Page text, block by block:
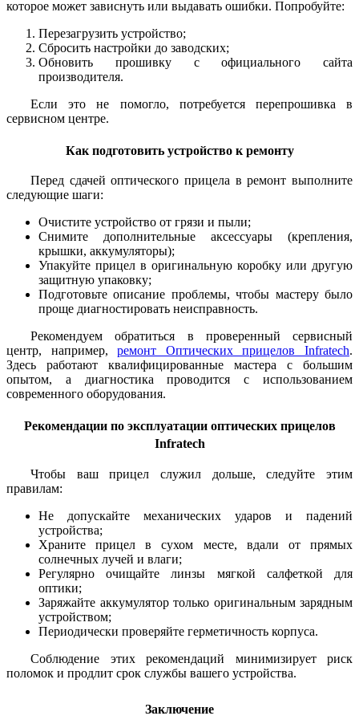
которое может зависнуть или выдавать ошибки. Попробуйте:
Перезагрузить устройство;
Сбросить настройки до заводских;
Обновить прошивку с официального сайта
производителя.
Если это не помогло, потребуется перепрошивка в
сервисном центре.
Как подготовить устройство к ремонту
Перед сдачей оптического прицела в ремонт выполните
следующие шаги:
Очистите устройство от грязи и пыли;
Снимите дополнительные аксессуары (крепления,
крышки, аккумуляторы);
Упакуйте прицел в оригинальную коробку или другую
защитную упаковку;
Подготовьте описание проблемы, чтобы мастеру было
проще диагностировать неисправность.
Рекомендуем обратиться в проверенный сервисный
центр, например,ремонт Оптических прицелов Infratech.
Здесь работают квалифицированные мастера с большим
опытом, а диагностика проводится с использованием
современного оборудования.
Рекомендации по эксплуатации оптических прицелов
Infratech
Чтобы ваш прицел служил дольше, следуйте этим
правилам:
Не допускайте механических ударов и падений
устройства;
Храните прицел в сухом месте, вдали от прямых
солнечных лучей и влаги;
Регулярно очищайте линзы мягкой салфеткой для
оптики;
Заряжайте аккумулятор только оригинальным зарядным
устройством;
Периодически проверяйте герметичность корпуса.
Соблюдение этих рекомендаций минимизирует риск
поломок и продлит срок службы вашего устройства.
Заключение